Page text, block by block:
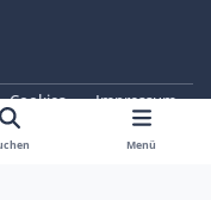
Cookies
Impressum
by Invision Community
Menü